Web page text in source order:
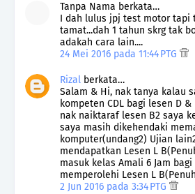
Tanpa Nama berkata…
I dah lulus jpj test motor tapi
tamat...dah 1 tahun skrg tak
adakah cara lain....
24 Mei 2016 pada 11:44 PTG
Rizal berkata…
Salam & Hi, nak tanya kalau
kompeten CDL bagi lesen D
nak naiktaraf lesen B2 saya
saya masih dikehendaki
komputer(undang2) Ujian
mendapatkan Lesen L
masuk kelas Amali 6 Jam
memperolehi Lesen L
2 Jun 2016 pada 3:34 PTG